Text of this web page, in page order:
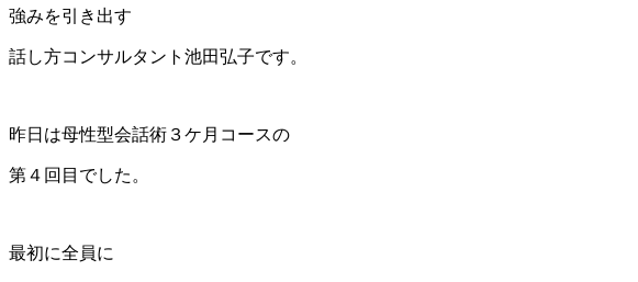
強みを引き出す
話し方コンサルタント池田弘子です。
昨日は母性型会話術３ケ月コースの
第４回目でした。
最初に全員に